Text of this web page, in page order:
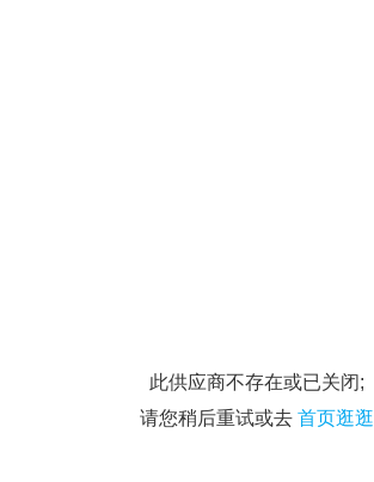
此供应商不存在或已关闭;
请您稍后重试或去 首页逛逛